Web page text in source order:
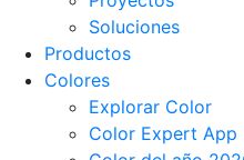
Soluciones
Productos
Colores
Explorar Color
Color Expert App